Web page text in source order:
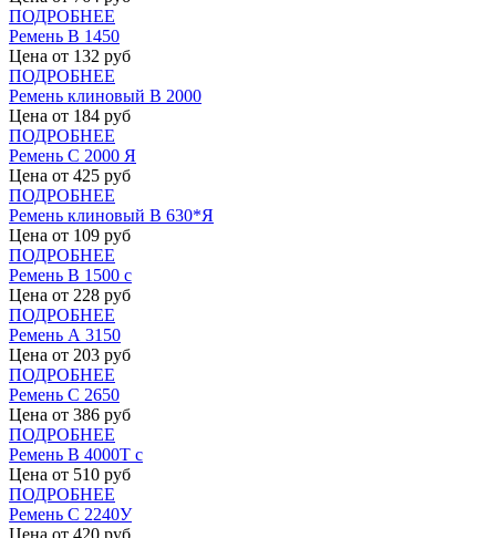
ПОДРОБНЕЕ
Ремень В 1450
Цена от 132 руб
ПОДРОБНЕЕ
Ремень клиновый В 2000
Цена от 184 руб
ПОДРОБНЕЕ
Ремень С 2000 Я
Цена от 425 руб
ПОДРОБНЕЕ
Ремень клиновый В 630*Я
Цена от 109 руб
ПОДРОБНЕЕ
Ремень В 1500 с
Цена от 228 руб
ПОДРОБНЕЕ
Ремень А 3150
Цена от 203 руб
ПОДРОБНЕЕ
Ремень С 2650
Цена от 386 руб
ПОДРОБНЕЕ
Ремень В 4000Т с
Цена от 510 руб
ПОДРОБНЕЕ
Ремень С 2240У
Цена от 420 руб